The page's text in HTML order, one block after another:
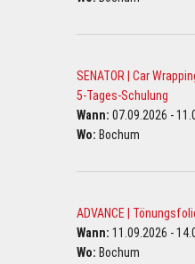
SENATOR | Car
5-Tages-Schulung
Wann: 07.09.2026 -
Wo: Bochum
ADVANCE |
Wann: 11.09.2026 -
Wo: Bochum